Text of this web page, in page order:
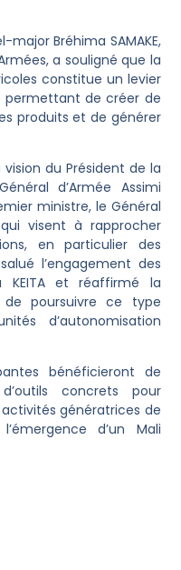
Bréhima SAMAKE,
a souligné que la
constitue un levier
permettant de créer de
produits et de générer
du Président de la
d’Armée Assimi
ministre, le Général
qui visent à rapprocher
en particulier des
l’engagement des
KEITA et réaffirmé la
poursuivre ce type
d’autonomisation
bénéficieront de
concrets pour
génératrices de
d’un Mali